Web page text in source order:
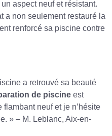
aspect neuf et résistant.
a non seulement restauré la
renforcé sa piscine contre
a retrouvé sa beauté
de piscine est
neuf et je n’hésite
» – M. Leblanc, Aix-en-